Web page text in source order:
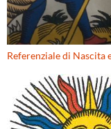
Referenziale di Nascita